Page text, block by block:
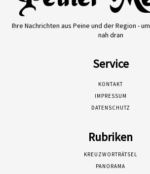
Ihre Nachrichten aus Peine und der Region -
nah dran
Service
KONTAKT
IMPRESSUM
DATENSCHUTZ
Rubriken
KREUZWORTRÄTSEL
PANORAMA